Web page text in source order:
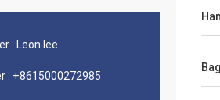
: Leon lee
: +8615000272985